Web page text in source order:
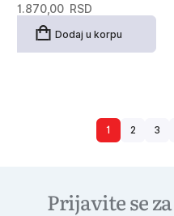
1.870,00 RSD
Dodaj u korpu
1 2 3
Prijavite se